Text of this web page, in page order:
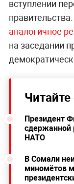
вступлении
аналогичное
на заседании
Президент
сдержанной
НАТО
В Сомали
миномётов